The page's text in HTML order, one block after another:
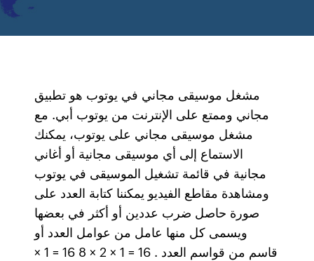
مشغل موسيقى مجاني في يوتوب هو تطبيق
مجاني وممتع على الإنترنت من يوتوب أبي. مع
مشغل موسيقى مجاني على يوتوب، يمكنك
الاستماع إلى أي موسيقى مجانية أو أغاني
مجانية في قائمة تشغيل الموسيقى في يوتوب
ومشاهدة مقاطع الفيديو يمكننا كتابة العدد على
صورة حاصل ضرب عددين أو أكثر في بعضها
ويسمى كل منها عامل من عوامل العدد أو
قاسم من قواسم العدد . 16 = 1 × 2 × 8 16 = 1 ×